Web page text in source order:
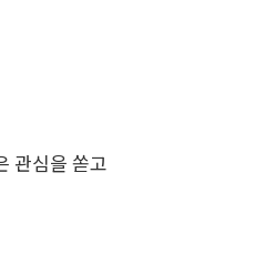
관심을 쏟고